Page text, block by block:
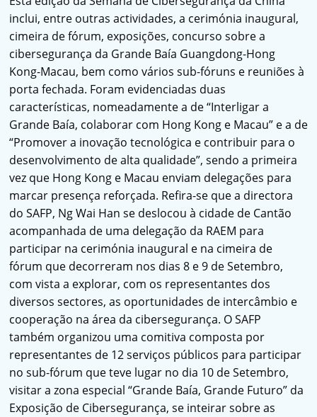
inclui, entre outras actividades, a cerimónia inaugural,
cimeira de fórum, exposições, concurso sobre a
cibersegurança da Grande Baía Guangdong-Hong
Kong-Macau, bem como vários sub-fóruns e reuniões à
porta fechada. Foram evidenciadas duas
características, nomeadamente a de “Interligar a
Grande Baía, colaborar com Hong Kong e Macau” e a de
“Promover a inovação tecnológica e contribuir para o
desenvolvimento de alta qualidade”, sendo a primeira
vez que Hong Kong e Macau enviam delegações para
marcar presença reforçada. Refira-se que a directora
do SAFP, Ng Wai Han se deslocou à cidade de Cantão
acompanhada de uma delegação da RAEM para
participar na cerimónia inaugural e na cimeira de
fórum que decorreram nos dias 8 e 9 de Setembro,
com vista a explorar, com os representantes dos
diversos sectores, as oportunidades de intercâmbio e
cooperação na área da cibersegurança. O SAFP
também organizou uma comitiva composta por
representantes de 12 serviços públicos para participar
no sub-fórum que teve lugar no dia 10 de Setembro,
visitar a zona especial “Grande Baía, Grande Futuro” da
Exposição de Cibersegurança, se inteirar sobre as